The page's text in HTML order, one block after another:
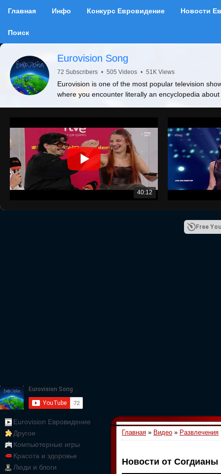
Главная Инфо Конкурс Евровидение Новости
Поиск
Eurovision Song
72 Subscribers • 505 Videos • 51K Views
Eurovision is one of the most popular television
where you encounter literally an encyclopedia
40:12
01:09:10
Free
Eurovision Евровидение
Другое
Компьютерные игры
Красота и здоровье
Люди и блоги
Главная » Видео » Развлечения
Новости от Согдианы